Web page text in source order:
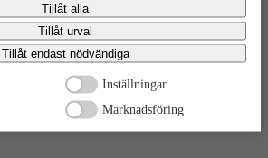
som de brottsbekämpande myndigheterna har
statistik och marknadsförings-cookies nedan
till att data överförs till tredje land.
Tillåt alla
Tillåt urval
Tillåt endast nödvändiga
Inställningar
Marknadsföring